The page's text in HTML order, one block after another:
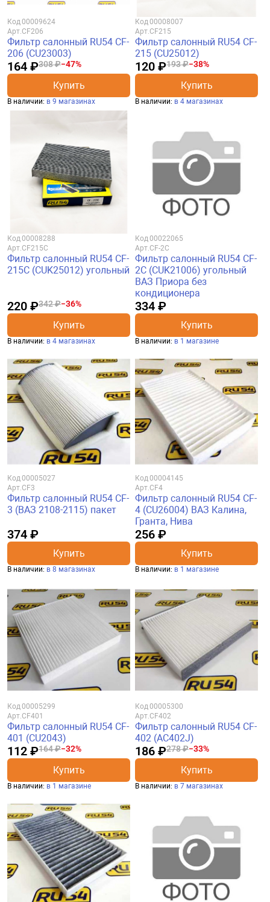
Код00009624
Арт.CF206
Фильтр салонный RU54 CF-
206 (CU23003)
164 ₽308 ₽−47%
Купить
В наличии: в 9 магазинах
Код00008007
Арт.CF215
Фильтр салонный RU54 CF-
215 (CU25012)
120 ₽193 ₽−38%
Купить
В наличии: в 4 магазинах
Код00008288
Арт.CF215С
Фильтр салонный RU54 CF-
215C (CUK25012) угольный
220 ₽342 ₽−36%
Купить
В наличии: в 4 магазинах
Код00022065
Арт.CF-2C
Фильтр салонный RU54 CF-
2C (CUK21006) угольный
ВАЗ Приора без
кондиционера
334 ₽
Купить
В наличии: в 1 магазине
Код00005027
Арт.CF3
Фильтр салонный RU54 CF-
3 (ВАЗ 2108-2115) пакет
374 ₽
Купить
В наличии: в 8 магазинах
Код00004145
Арт.CF4
Фильтр салонный RU54 CF-
4 (CU26004) ВАЗ Калина,
Гранта, Нива
256 ₽
Купить
В наличии: в 1 магазине
Код00005299
Арт.CF401
Фильтр салонный RU54 CF-
401 (CU2043)
112 ₽164 ₽−32%
Купить
В наличии: в 1 магазине
Код00005300
Арт.CF402
Фильтр салонный RU54 CF-
402 (AC402J)
186 ₽278 ₽−33%
Купить
В наличии: в 7 магазинах